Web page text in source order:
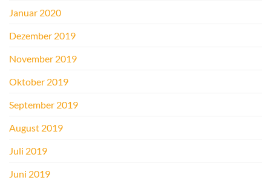
Januar 2020
Dezember 2019
November 2019
Oktober 2019
September 2019
August 2019
Juli 2019
Juni 2019